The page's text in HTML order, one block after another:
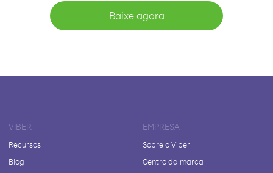
Baixe agora
VIBER
Recursos
Blog
EMPRESA
Sobre o Viber
Centro da marca